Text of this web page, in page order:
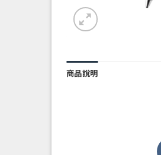
商品說明